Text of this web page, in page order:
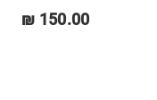
150.00 ₪